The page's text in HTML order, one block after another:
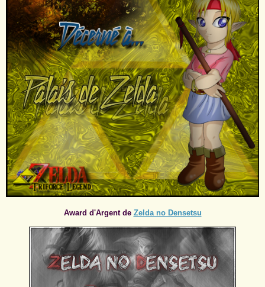
Award d'Argent de Zelda no Densetsu